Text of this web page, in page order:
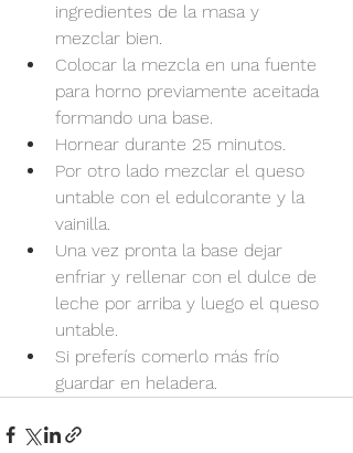
ingredientes de la masa y
mezclar bien.
Colocar la mezcla en una fuente
para horno previamente aceitada
formando una base.
Hornear durante 25 minutos.
Por otro lado mezclar el queso
untable con el edulcorante y la
vainilla.
Una vez pronta la base dejar
enfriar y rellenar con el dulce de
leche por arriba y luego el queso
untable.
Si preferís comerlo más frío
guardar en heladera.